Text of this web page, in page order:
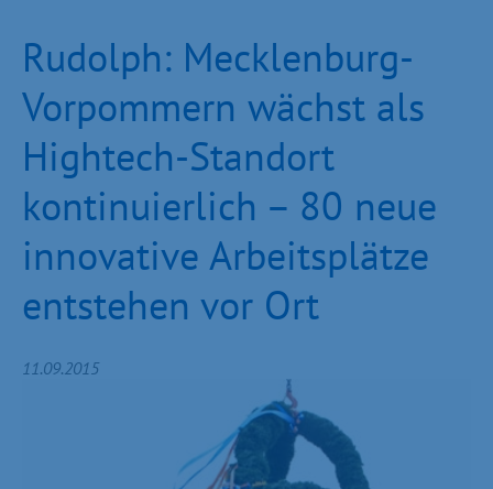
Rudolph: Mecklenburg-
Vorpommern wächst als
Hightech-Standort
kontinuierlich – 80 neue
innovative Arbeitsplätze
entstehen vor Ort
11.09.2015